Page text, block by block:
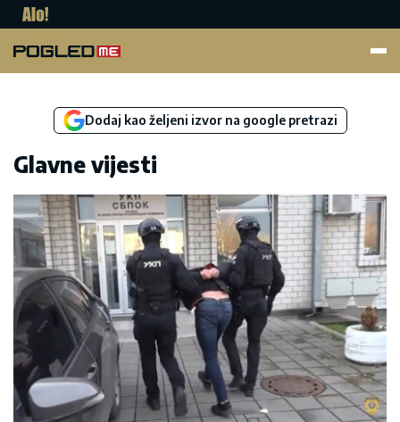
Dodaj kao željeni izvor na google pretrazi
Glavne vijesti